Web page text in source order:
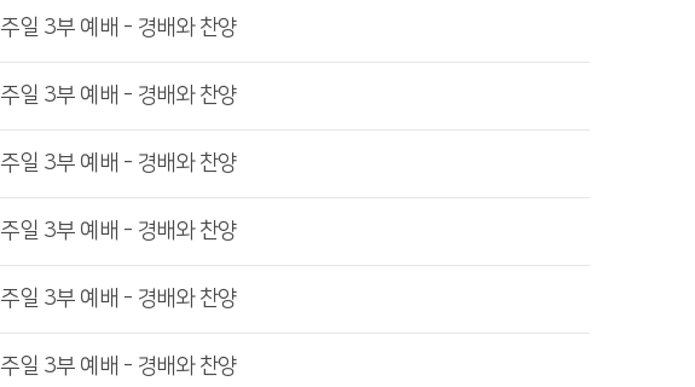
주일 3부 예배 - 경배와 찬양
주일 3부 예배 - 경배와 찬양
주일 3부 예배 - 경배와 찬양
주일 3부 예배 - 경배와 찬양
주일 3부 예배 - 경배와 찬양
주일 3부 예배 - 경배와 찬양